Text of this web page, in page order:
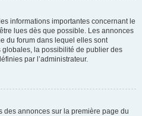
informations importantes concernant le
lues dès que possible. Les annonces
du forum dans lequel elles sont
la possibilité de publier des
par l’administrateur.
des annonces sur la première page du